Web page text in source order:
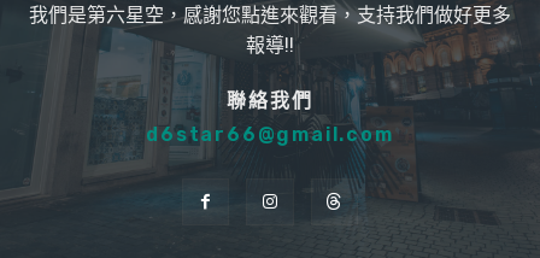
我們是第六星空，感謝您點進來觀看，支持我們做好更多
報導!!
聯絡我們
d6star66@gmail.com